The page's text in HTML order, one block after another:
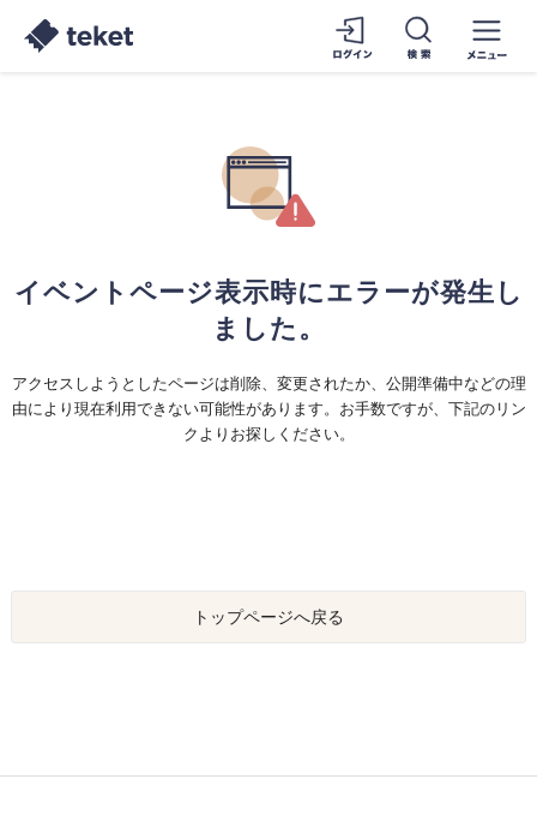
イベントページ表示時にエラーが発生し
ました。
アクセスしようとしたページは削除、変更されたか、公開準備中などの理
由により現在利用できない可能性があります。お手数ですが、下記のリン
クよりお探しください。
トップページへ戻る